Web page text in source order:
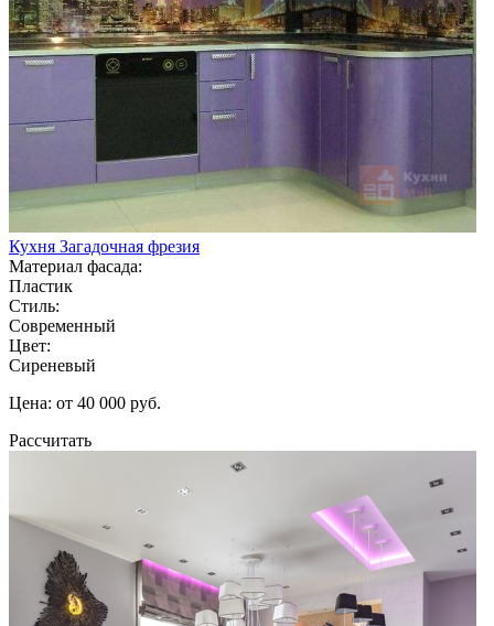
Кухня Загадочная фрезия
Материал фасада:
Пластик
Стиль:
Современный
Цвет:
Сиреневый
Цена: от 40 000 руб.
Рассчитать